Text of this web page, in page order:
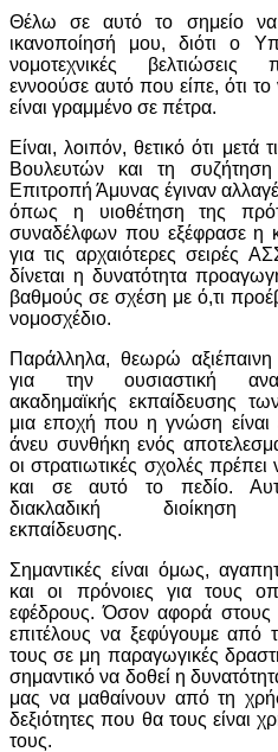
Θέλω σε αυτό το σημείο
ικανοποίησή μου, διότι ο
νομοτεχνικές βελτιώσεις
εννοούσε αυτό που είπε, ότι
είναι γραμμένο σε πέτρα.
Είναι, λοιπόν, θετικό ότι μετά
Βουλευτών και τη
Επιτροπή Άμυνας έγιναν
όπως η υιοθέτηση της
συναδέλφων που εξέφρασε η
για τις αρχαιότερες σειρές
δίνεται η δυνατότητα
βαθμούς σε σχέση με ό,τι
νομοσχέδιο.
Παράλληλα, θεωρώ
για την ουσιαστική
ακαδημαϊκής εκπαίδευσης
μια εποχή που η γνώση
άνευ συνθήκη ενός
οι στρατιωτικές σχολές
και σε αυτό το πεδίο.
διακλαδική διοίκηση
εκπαίδευσης.
Σημαντικές είναι όμως,
και οι πρόνοιες για τους
εφέδρους. Όσον αφορά στους
επιτέλους να ξεφύγουμε από
τους σε μη παραγωγικές
σημαντικό να δοθεί η
μας να μαθαίνουν από τη
δεξιότητες που θα τους είναι
τους.